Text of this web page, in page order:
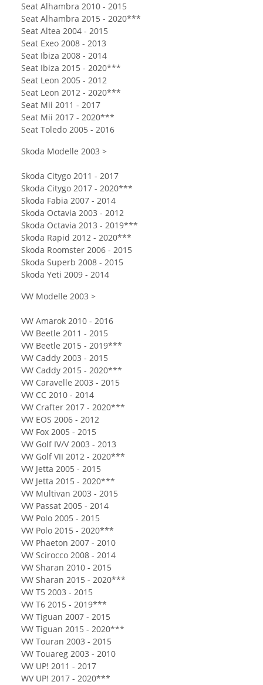
Seat Alhambra 2010 - 2015
Seat Alhambra 2015 - 2020***
Seat Altea 2004 - 2015
Seat Exeo 2008 - 2013
Seat Ibiza 2008 - 2014
Seat Ibiza 2015 - 2020***
Seat Leon 2005 - 2012
Seat Leon 2012 - 2020***
Seat Mii 2011 - 2017
Seat Mii 2017 - 2020***
Seat Toledo 2005 - 2016
Skoda Modelle 2003 >
Skoda Citygo 2011 - 2017
Skoda Citygo 2017 - 2020***
Skoda Fabia 2007 - 2014
Skoda Octavia 2003 - 2012
Skoda Octavia 2013 - 2019***
Skoda Rapid 2012 - 2020***
Skoda Roomster 2006 - 2015
Skoda Superb 2008 - 2015
Skoda Yeti 2009 - 2014
VW Modelle 2003 >
VW Amarok 2010 - 2016
VW Beetle 2011 - 2015
VW Beetle 2015 - 2019***
VW Caddy 2003 - 2015
VW Caddy 2015 - 2020***
VW Caravelle 2003 - 2015
VW CC 2010 - 2014
VW Crafter 2017 - 2020***
VW EOS 2006 - 2012
VW Fox 2005 - 2015
VW Golf IV/V 2003 - 2013
VW Golf VII 2012 - 2020***
VW Jetta 2005 - 2015
VW Jetta 2015 - 2020***
VW Multivan 2003 - 2015
VW Passat 2005 - 2014
VW Polo 2005 - 2015
VW Polo 2015 - 2020***
VW Phaeton 2007 - 2010
VW Scirocco 2008 - 2014
VW Sharan 2010 - 2015
VW Sharan 2015 - 2020***
VW T5 2003 - 2015
VW T6 2015 - 2019***
VW Tiguan 2007 - 2015
VW Tiguan 2015 - 2020***
VW Touran 2003 - 2015
VW Touareg 2003 - 2010
VW UP! 2011 - 2017
WV UP! 2017 - 2020***